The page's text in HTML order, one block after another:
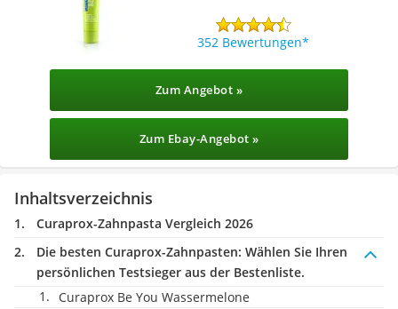
352 Bewertungen
Zum Angebot »
Zum Ebay-Angebot »
Inhaltsverzeichnis
Curaprox-Zahnpasta Vergleich 2026
Die besten Curaprox-Zahnpasten: Wählen Sie Ihren
persönlichen Testsieger aus der Bestenliste.
Curaprox Be You Wassermelone